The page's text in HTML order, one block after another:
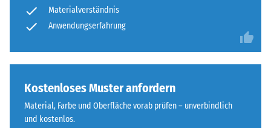
Materialverständnis
Anwendungserfahrung
Kostenloses Muster anfordern
Material, Farbe und Oberfläche vorab prüfen – unverbindlich
und kostenlos.